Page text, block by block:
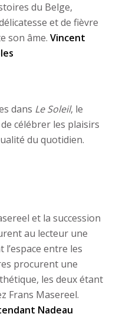
du Belge,
et de fièvre
son âme. Vincent
dans Le Soleil, le
célébrer les plaisirs
du quotidien.
et la succession
au lecteur une
entre les
procurent une
les deux étant
Frans Masereel.
Nadeau